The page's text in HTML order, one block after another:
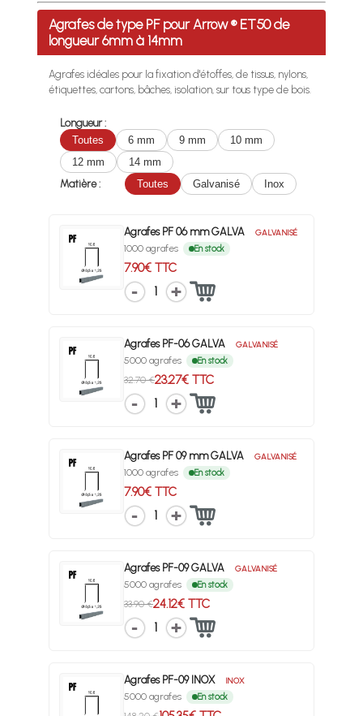
Profitez des Frais de port offerts en France
Agrafes de type PF pour Arrow ® ET50 de
longueur 6mm à 14mm
Agrafes idéales pour la fixation d'étoffes, de tissus, nylons,
étiquettes, cartons, bâches, isolation, sur tous type de bois.
Longueur :
Toutes
6 mm 9 mm
10 mm
12 mm
14 mm
Matière :
Toutes Galvanisé Inox
Agrafes PF 06 mm GALVA GALVANISÉ
1000 agrafes En stock
7.90€ TTC
1
Agrafes PF-06 GALVA GALVANISÉ
5000 agrafes En stock
32.70 €23.27€ TTC
1
Agrafes PF 09 mm GALVA GALVANISÉ
1000 agrafes En stock
7.90€ TTC
1
Agrafes PF-09 GALVA GALVANISÉ
5000 agrafes En stock
33.90 €24.12€ TTC
1
Agrafes PF-09 INOX INOX
5000 agrafes En stock